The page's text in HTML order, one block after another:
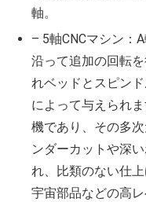
軸。
– 5軸CNCマシン：
沿って追加の回転
れベッドとスピン
によって与えられ
機であり、その多
ンダーカットや深
れ、比類のない仕
宇宙部品などの高